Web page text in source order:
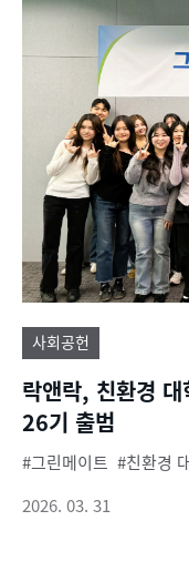
사회공헌
락앤락, 친환경 대
26기 출범
그린메이트 친환경
2026. 03. 31